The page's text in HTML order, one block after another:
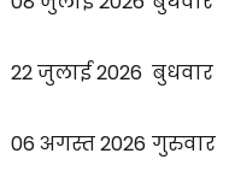
22 जुलाई 2026 बुधवार
06 अगस्त 2026 गुरुवार